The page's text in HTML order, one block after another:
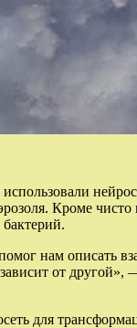
Кроме
нам описать
от
для